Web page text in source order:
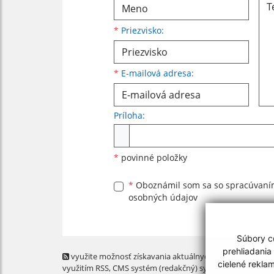
Súbory
cielené
* Priezvisko:
* E-mailová adresa:
Príloha:
* povinné položky
* Oboznámil som sa so
osobných údajov
využite možnosť získavania aktuálnych informácií s
využitím RSS, CMS systém (redakčný) systém ECHELON 2,